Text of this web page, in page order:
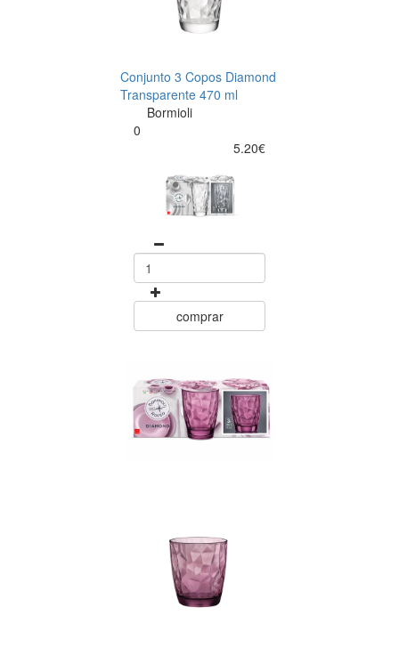
Conjunto 3 Copos Diamond
Transparente 470 ml
Bormioli
0
5.20€
comprar